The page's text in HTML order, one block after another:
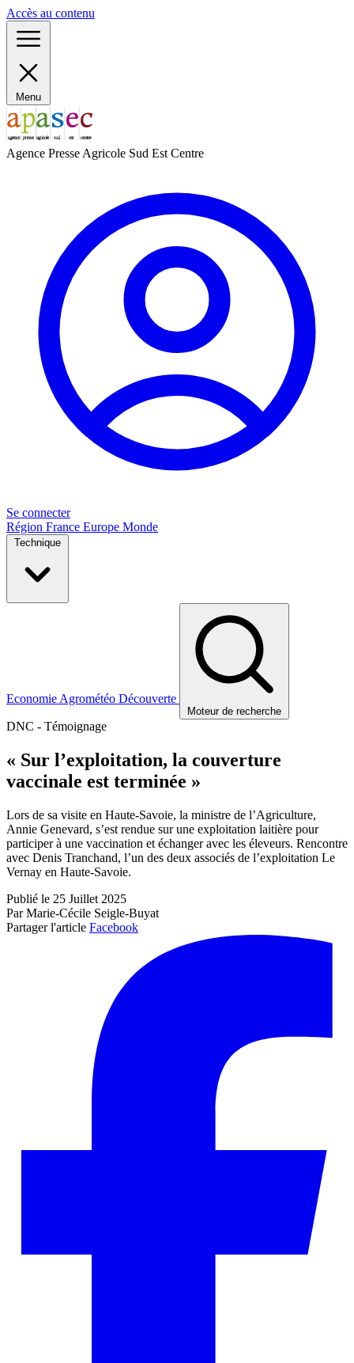
Accès au contenu
Menu
Agence Presse Agricole Sud Est Centre
Se connecter
Région France Europe Monde
Technique
Economie Agrométéo Découverte
Moteur de recherche
DNC - Témoignage
« Sur l’exploitation, la couverture
vaccinale est terminée »
Lors de sa visite en Haute-Savoie, la ministre de l’Agriculture,
Annie Genevard, s’est rendue sur une exploitation laitière pour
participer à une vaccination et échanger avec les éleveurs. Rencontre
avec Denis Tranchand, l’un des deux associés de l’exploitation Le
Vernay en Haute-Savoie.
Publié le 25 Juillet 2025
Par Marie-Cécile Seigle-Buyat
Partager l'article Facebook
Panneau de gestion des cookies